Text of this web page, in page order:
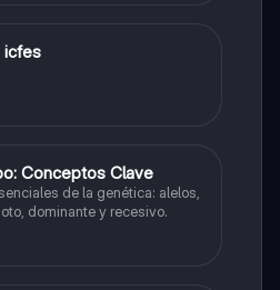
icfes
Conceptos Clave
de la genética: alelos,
dominante y recesivo.